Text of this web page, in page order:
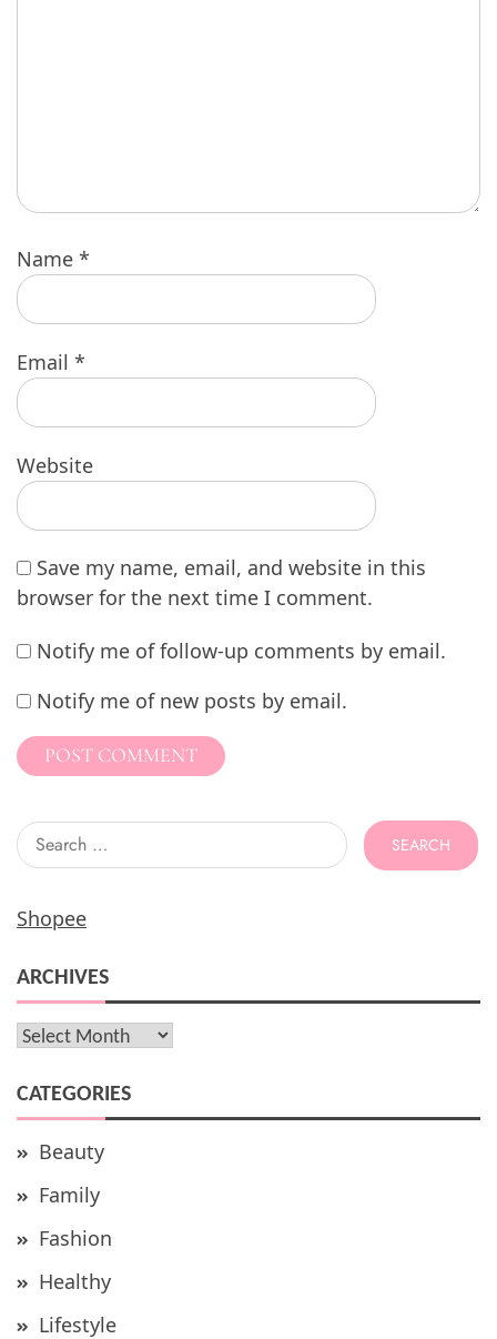
Name *
Email *
Website
Save my name, email, and website in this
browser for the next time I comment.
Notify me of follow-up comments by email.
Notify me of new posts by email.
Search
for:
Shopee
ARCHIVES
Archives
CATEGORIES
Beauty
Family
Fashion
Healthy
Lifestyle